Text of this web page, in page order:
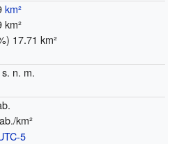
km²
km²
17.71 km²
n. m.
km²
5